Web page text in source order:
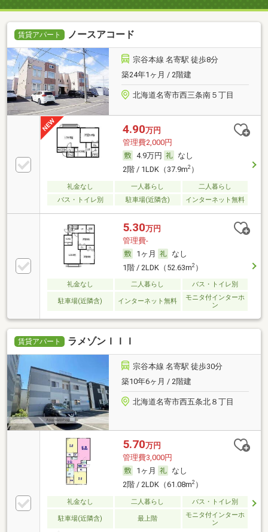
賃貸アパート ノースアコード
宗谷本線 名寄駅 徒歩8分
築24年1ヶ月 / 2階建
北海道名寄市西三条南５丁目
4.90万円
管理費2,000円
4.9万円
なし
2階 / 1LDK（37.9m2）
礼金なし 一人暮らし
二人暮らし
バス・トイレ別
駐車場(近隣含) インターネット無料
5.30万円
管理費-
1ヶ月
なし
1階 / 2LDK（52.63m2）
礼金なし 二人暮らし バス・トイレ別
駐車場(近隣含) インターネット無料
モニタ付インターホ
ン
賃貸アパート ラメゾンＩＩＩ
宗谷本線 名寄駅 徒歩30分
築10年6ヶ月 / 2階建
北海道名寄市西五条北８丁目
5.70万円
管理費3,000円
1ヶ月
なし
2階 / 2LDK（61.08m2）
礼金なし 二人暮らし バス・トイレ別
駐車場(近隣含) 最上階
モニタ付インターホ
ン